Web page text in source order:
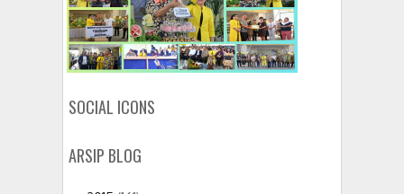
SOCIAL ICONS
ARSIP BLOG